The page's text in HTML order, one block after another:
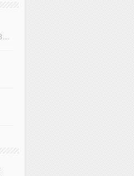
//facebook.com/Leo-Tamaki-353619088319688/